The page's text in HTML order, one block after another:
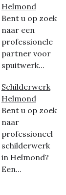
Helmond
Bent u op zoek
naar een
professionele
partner voor
spuitwerk...
Schilderwerk
Helmond
Bent u op zoek
naar
professioneel
schilderwerk
in Helmond?
Een...